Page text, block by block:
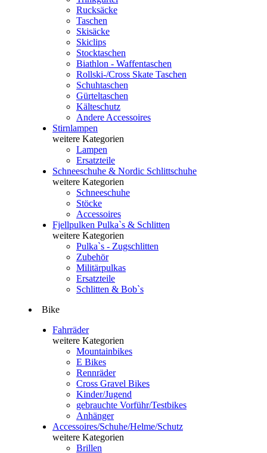
Rucksäcke
Taschen
Skisäcke
Skiclips
Stocktaschen
Biathlon - Waffentaschen
Rollski-/Cross Skate Taschen
Schuhtaschen
Gürteltaschen
Kälteschutz
Andere Accessoires
Stirnlampen
weitere Kategorien
Lampen
Ersatzteile
Schneeschuhe & Nordic Schlittschuhe
weitere Kategorien
Schneeschuhe
Stöcke
Accessoires
Fjellpulken Pulka`s & Schlitten
weitere Kategorien
Pulka`s - Zugschlitten
Zubehör
Militärpulkas
Ersatzteile
Schlitten & Bob`s
Bike
Fahrräder
weitere Kategorien
Mountainbikes
E Bikes
Rennräder
Cross Gravel Bikes
Kinder/Jugend
gebrauchte Vorführ/Testbikes
Anhänger
Accessoires/Schuhe/Helme/Schutz
weitere Kategorien
Brillen